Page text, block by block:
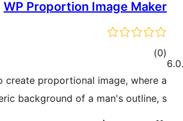
WP Proportion Image Maker
(0 דרוגים)
proportional image, where a
background of a man's outline, s …